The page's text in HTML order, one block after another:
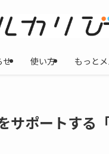
せ 使い方 もっと
サポートする